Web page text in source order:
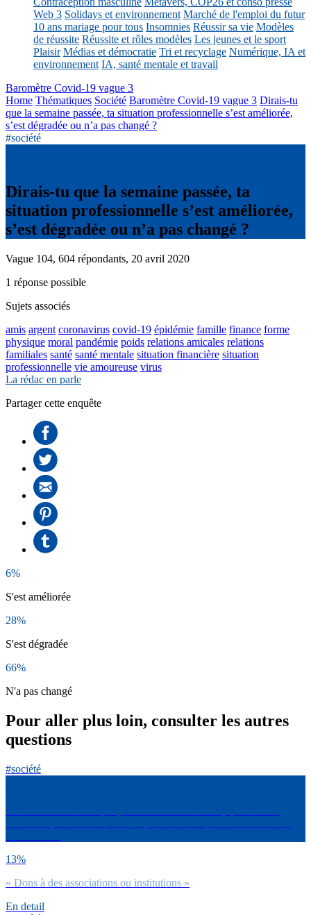
Web 3 Solidays et environnement Marché de l'emploi du futur
10 ans mariage pour tous Insomnies Réussir sa vie Modèles
de réussite Réussite et rôles modèles Les jeunes et le sport
Plaisir Médias et démocratie Tri et recyclage Numérique, IA et
environnement IA, santé mentale et travail
Baromètre Covid-19 vague 3
Home Thématiques Société Baromètre Covid-19 vague 3 Dirais-tu
que la semaine passée, ta situation professionnelle s’est améliorée,
s’est dégradée ou n’a pas changé ?
#société
Dirais-tu que la semaine passée, ta
situation professionnelle s’est améliorée,
s’est dégradée ou n’a pas changé ?
Vague 104, 604 répondants, 20 avril 2020
1 réponse possible
Sujets associés
amis argent coronavirus covid-19 épidémie famille finance forme
physique moral pandémie poids relations amicales relations
familiales santé santé mentale situation financière situation
professionnelle vie amoureuse virus
La rédac en parle
Partager cette enquête
6%
S'est améliorée
28%
S'est dégradée
66%
N'a pas changé
Pour aller plus loin, consulter les autres
questions
#société
13%
« Dons à des associations ou institutions »
En detail